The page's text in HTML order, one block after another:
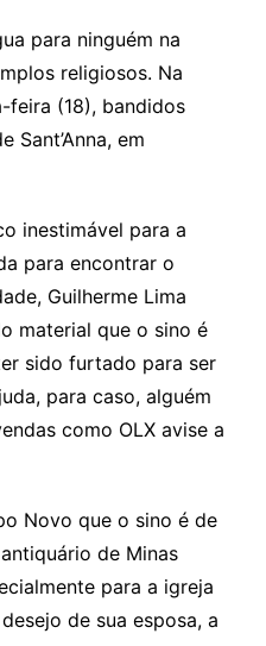
para ninguém na
religiosos. Na
feira (18), bandidos
Sant’Anna, em
inestimável para a
para encontrar o
Guilherme Lima
material que o sino é
sido furtado para ser
para caso, alguém
como OLX avise a
Novo que o sino é de
de Minas
para a igreja
de sua esposa, a